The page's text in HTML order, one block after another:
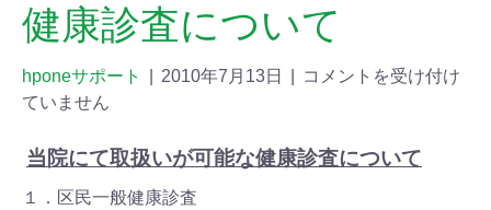
健康診査について
hponeサポート 2010年7月13日
コメントを受け付け
ていません
当院にて取扱いが可能な健康診査について
１．区民一般健康診査